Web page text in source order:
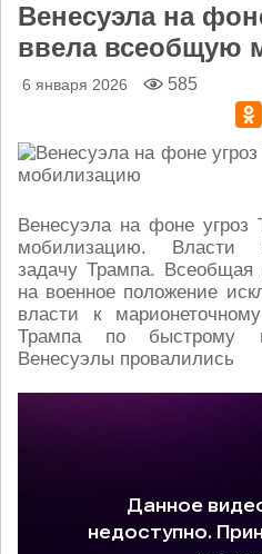
Венесуэла на
ввела всеобщую
6 января 2026 585
Венесуэла на фоне
мобилизацию. Власти
задачу Трампа.
на военное положение
власти к
Трампа по быстрому
Венесуэлы провалились